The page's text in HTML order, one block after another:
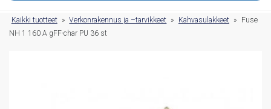
Kaikki tuotteet » Verkonrakennus ja –tarvikkeet » Kahvasulakkeet »
Fuse
NH 1 160 A gFF-char PU 36 st